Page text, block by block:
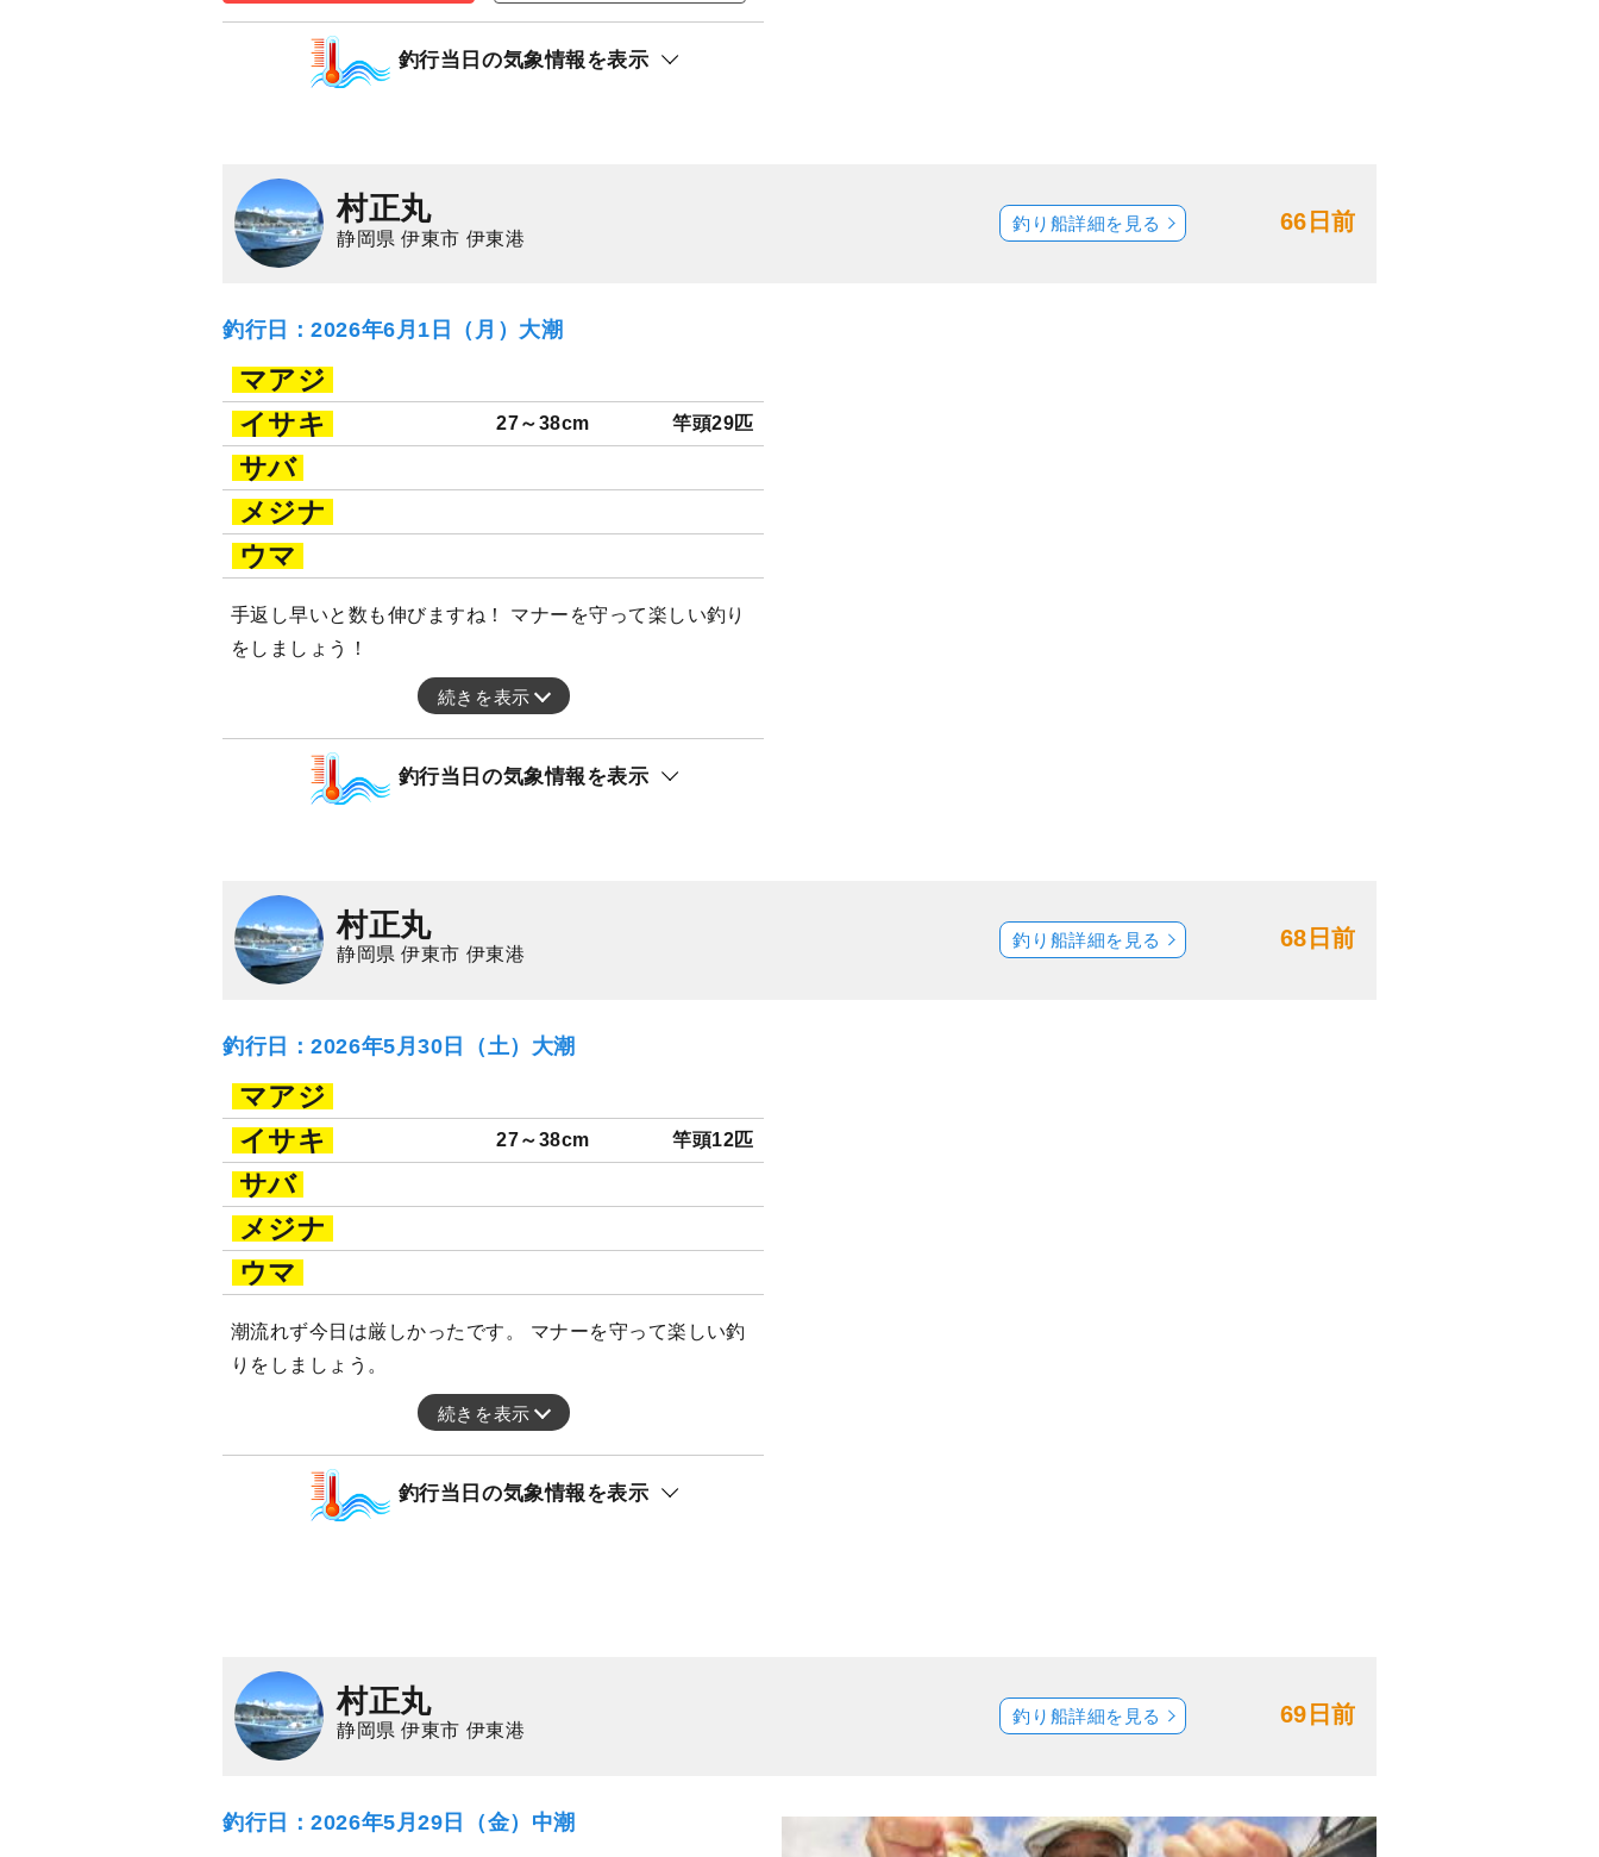
3,000ポイント還元
アジ（マアジ） サバ（ゴマサバ）
釣行当日の気象情報を表示
村正丸
静岡県 伊東市 伊東港
66日前
釣り船詳細を見る
釣行日：2026年6月1日（月）大潮
マアジ
イサキ
27～38cm 竿頭29匹
サバ
メジナ
ウマ
手返し早いと数も伸びますね！ マナーを守って楽しい釣り
をしましょう！
続きを表示
釣行当日の気象情報を表示
村正丸
静岡県 伊東市 伊東港
68日前
釣り船詳細を見る
釣行日：2026年5月30日（土）大潮
マアジ
イサキ
27～38cm 竿頭12匹
サバ
メジナ
ウマ
潮流れず今日は厳しかったです。 マナーを守って楽しい釣
りをしましょう。
続きを表示
釣行当日の気象情報を表示
村正丸
静岡県 伊東市 伊東港
69日前
釣り船詳細を見る
釣行日：2026年5月29日（金）中潮